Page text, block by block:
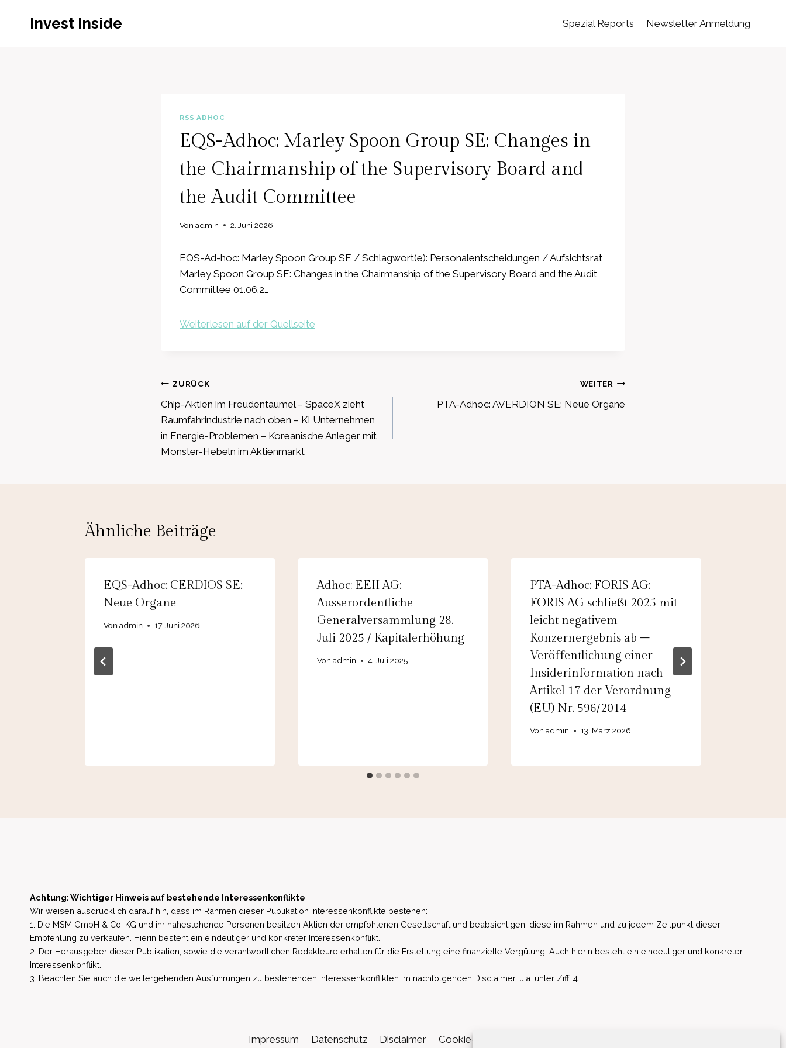
Invest Inside Spezial Reports Newsletter Anmeldung
RSS ADHOC
EQS-Adhoc: Marley Spoon Group SE: Changes in
the Chairmanship of the Supervisory Board and
the Audit Committee
Von admin 2. Juni 2026
EQS-Ad-hoc: Marley Spoon Group SE / Schlagwort(e): Personalentscheidungen / Aufsichtsrat
Marley Spoon Group SE: Changes in the Chairmanship of the Supervisory Board and the Audit
Committee 01.06.2…
Weiterlesen auf der Quellseite
Beitragsnavigation
ZURÜCK
Chip-Aktien im Freudentaumel – SpaceX zieht
Raumfahrindustrie nach oben – KI Unternehmen
in Energie-Problemen – Koreanische Anleger mit
Monster-Hebeln im Aktienmarkt
WEITER
PTA-Adhoc: AVERDION SE: Neue Organe
Ähnliche Beiträge
EQS-Adhoc: CERDIOS SE:
Neue Organe
Von admin 17. Juni 2026
Adhoc: EEII AG:
Ausserordentliche
Generalversammlung 28.
Juli 2025 / Kapitalerhöhung
Von admin 4. Juli 2025
PTA-Adhoc: FORIS AG:
FORIS AG schließt 2025 mit
leicht negativem
Konzernergebnis ab –
Veröffentlichung einer
Insiderinformation nach
Artikel 17 der Verordnung
(EU) Nr. 596/2014
Von admin 13. März 2026
Achtung: Wichtiger Hinweis auf bestehende Interessenkonflikte
Wir weisen ausdrücklich darauf hin, dass im Rahmen dieser Publikation Interessenkonflikte bestehen:
1. Die MSM GmbH & Co. KG und ihr nahestehende Personen besitzen Aktien der empfohlenen Gesellschaft und beabsichtigen, diese im Rahmen und zu jedem Zeitpunkt dieser
Empfehlung zu verkaufen. Hierin besteht ein eindeutiger und konkreter Interessenkonflikt.
2. Der Herausgeber dieser Publikation, sowie die verantwortlichen Redakteure erhalten für die Erstellung eine finanzielle Vergütung. Auch hierin besteht ein eindeutiger und konkreter
Interessenkonflikt.
3. Beachten Sie auch die weitergehenden Ausführungen zu bestehenden Interessenkonflikten im nachfolgenden Disclaimer, u.a. unter Ziff. 4.
Impressum Datenschutz Disclaimer Cookie-Richtlinie (EU)